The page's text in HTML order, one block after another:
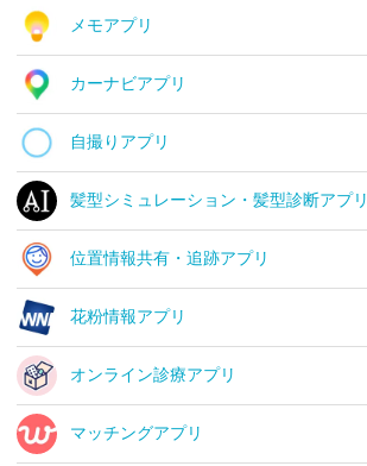
メモアプリ
カーナビアプリ
自撮りアプリ
髪型シミュレーション・髪型診断アプリ
位置情報共有・追跡アプリ
花粉情報アプリ
オンライン診療アプリ
マッチングアプリ